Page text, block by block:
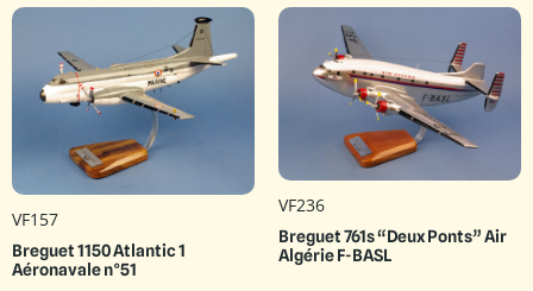
VF157
Breguet 1150 Atlantic 1
Aéronavale n°51
VF236
Breguet 761s “Deux Ponts” Air
Algérie F-BASL